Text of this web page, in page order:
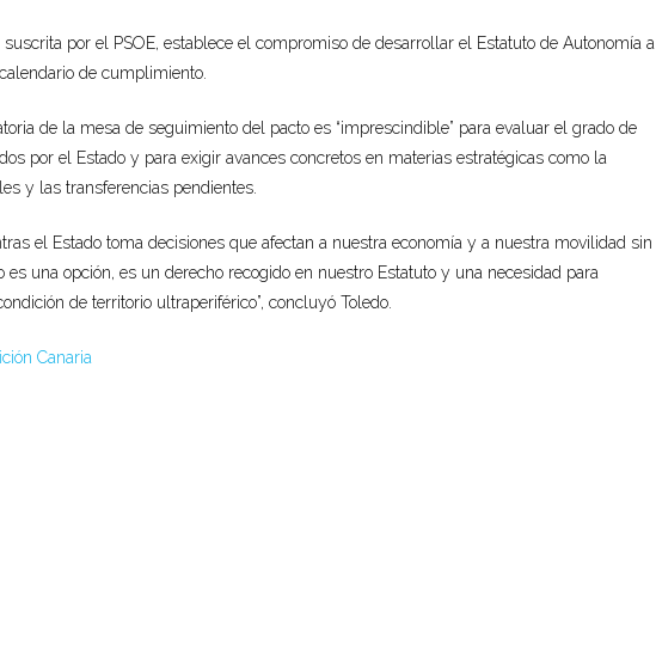
por el PSOE, establece el compromiso de desarrollar el Estatuto de Autonomía a
de cumplimiento.
de la mesa de seguimiento del pacto es “imprescindible” para evaluar el grado de
por el Estado y para exigir avances concretos en materias estratégicas como la
y las transferencias pendientes.
el Estado toma decisiones que afectan a nuestra economía y a nuestra movilidad sin
es una opción, es un derecho recogido en nuestro Estatuto y una necesidad para
de territorio ultraperiférico”, concluyó Toledo.
Canaria